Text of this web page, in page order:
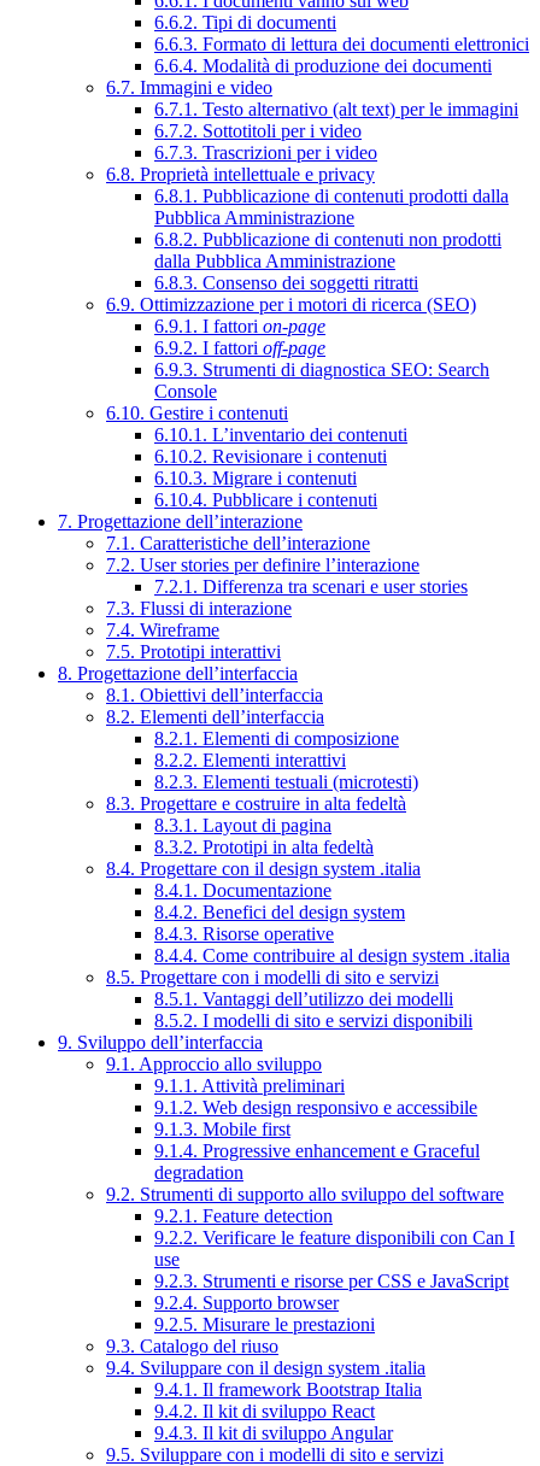
6.6.2. Tipi di documenti
6.6.3. Formato di lettura dei documenti elettronici
6.6.4. Modalità di produzione dei documenti
6.7. Immagini e video
6.7.1. Testo alternativo (alt text) per le immagini
6.7.2. Sottotitoli per i video
6.7.3. Trascrizioni per i video
6.8. Proprietà intellettuale e privacy
6.8.1. Pubblicazione di contenuti prodotti dalla
Pubblica Amministrazione
6.8.2. Pubblicazione di contenuti non prodotti
dalla Pubblica Amministrazione
6.8.3. Consenso dei soggetti ritratti
6.9. Ottimizzazione per i motori di ricerca (SEO)
6.9.1. I fattori on-page
6.9.2. I fattori off-page
6.9.3. Strumenti di diagnostica SEO: Search
Console
6.10. Gestire i contenuti
6.10.1. L’inventario dei contenuti
6.10.2. Revisionare i contenuti
6.10.3. Migrare i contenuti
6.10.4. Pubblicare i contenuti
7. Progettazione dell’interazione
7.1. Caratteristiche dell’interazione
7.2. User stories per definire l’interazione
7.2.1. Differenza tra scenari e user stories
7.3. Flussi di interazione
7.4. Wireframe
7.5. Prototipi interattivi
8. Progettazione dell’interfaccia
8.1. Obiettivi dell’interfaccia
8.2. Elementi dell’interfaccia
8.2.1. Elementi di composizione
8.2.2. Elementi interattivi
8.2.3. Elementi testuali (microtesti)
8.3. Progettare e costruire in alta fedeltà
8.3.1. Layout di pagina
8.3.2. Prototipi in alta fedeltà
8.4. Progettare con il design system .italia
8.4.1. Documentazione
8.4.2. Benefici del design system
8.4.3. Risorse operative
8.4.4. Come contribuire al design system .italia
8.5. Progettare con i modelli di sito e servizi
8.5.1. Vantaggi dell’utilizzo dei modelli
8.5.2. I modelli di sito e servizi disponibili
9. Sviluppo dell’interfaccia
9.1. Approccio allo sviluppo
9.1.1. Attività preliminari
9.1.2. Web design responsivo e accessibile
9.1.3. Mobile first
9.1.4. Progressive enhancement e Graceful
degradation
9.2. Strumenti di supporto allo sviluppo del software
9.2.1. Feature detection
9.2.2. Verificare le feature disponibili con Can I
use
9.2.3. Strumenti e risorse per CSS e JavaScript
9.2.4. Supporto browser
9.2.5. Misurare le prestazioni
9.3. Catalogo del riuso
9.4. Sviluppare con il design system .italia
9.4.1. Il framework Bootstrap Italia
9.4.2. Il kit di sviluppo React
9.4.3. Il kit di sviluppo Angular
9.5. Sviluppare con i modelli di sito e servizi